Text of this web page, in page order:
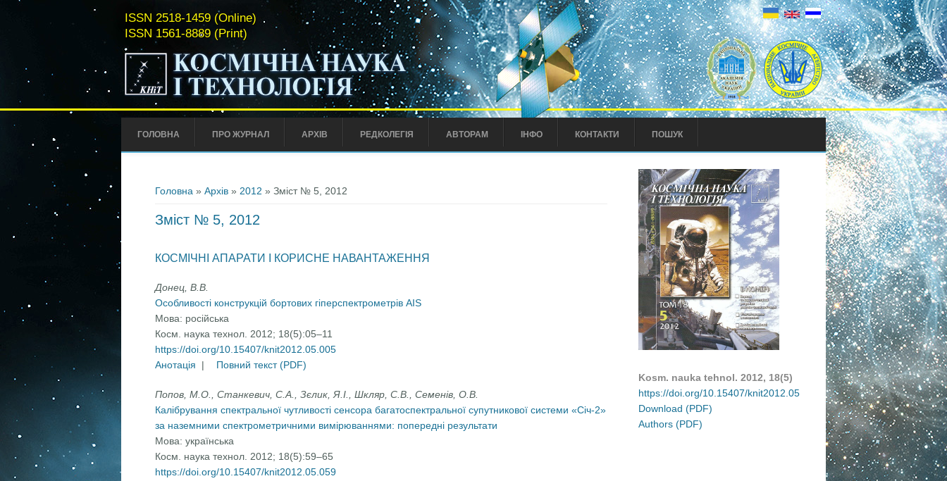
ISSN 2518-1459 (Online)
ISSN 1561-8889 (Print)
ГОЛОВНА ПРО ЖУРНАЛ АРХІВ РЕДКОЛЕГІЯ АВТОРАМ ІНФО КОНТАКТИ ПОШУК
Головна» Архів» 2012 » Зміст № 5, 2012
Зміст № 5, 2012
КОСМІЧНІ АПАРАТИ І КОРИСНЕ НАВАНТАЖЕННЯ
Донец, В.В.
Особливості конструкцій бортових гіперспектрометрів АIS
Мова: російська
Косм. наука технол. 2012; 18(5):05–11
https://doi.org/10.15407/knit2012.05.005
Анотація
| Повний текст (PDF)
Попов, М.О., Станкевич, С.А., Зєлик, Я.І., Шкляр, С.В., Семенів, О.В.
Калібрування спектральної чутливості сенсора багатоспектральної супутникової системи «Січ-2»
за наземними спектрометричними вимірюваннями: попередні результати
Мова: українська
Косм. наука технол. 2012; 18(5):59–65
https://doi.org/10.15407/knit2012.05.059
Kosm. nauka tehnol. 2012, 18(5)
https://doi.org/10.15407/knit2012.05
Download (PDF)
Authors (PDF)